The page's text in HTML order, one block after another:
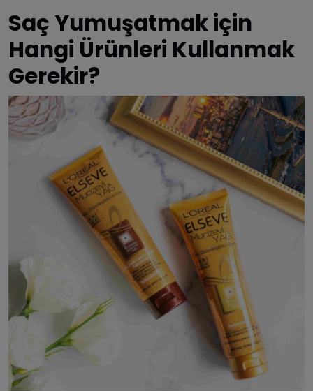
Saç Yumuşatmak için
Hangi Ürünleri Kullanmak
Gerekir?